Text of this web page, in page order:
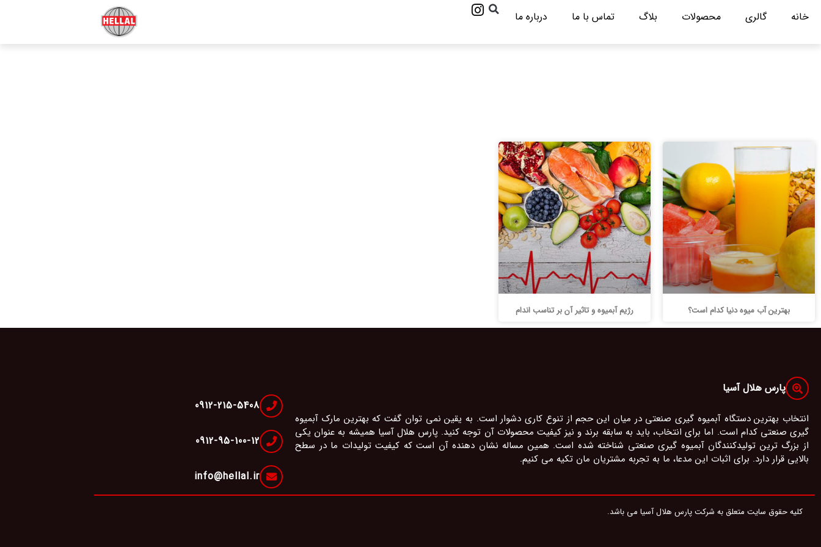
خانه گالری محصولات بلاگ تماس با ما درباره ما
بهترین آب میوه دنیا کدام است؟ رژیم آبمیوه و تاثیر آن بر تناسب اندام
پارس هلال آسیا
انتخاب بهترین دستگاه آبمیوه گیری صنعتی در میان این حجم از تنوع کاری دشوار است. به یقین نمی توان گفت که بهترین مارک آبمیوه
گیری صنعتی کدام است. اما برای انتخاب، باید به سابقه برند و نیز کیفیت محصولات آن توجه کنید. پارس هلال آسیا همیشه به عنوان یکی
از بزرگ ترین تولیدکنندگان آبمیوه گیری صنعتی شناخته شده است. همین مساله نشان دهنده آن است که کیفیت تولیدات ما در سطح
بالایی قرار دارد. برای اثبات این مدعا، ما به تجربه مشتریان مان تکیه می کنیم.
0912-215-5408
0912-95-100-12
info@hellal.ir
کلیه حقوق سایت متعلق به شرکت پارس هلال آسیا می باشد.